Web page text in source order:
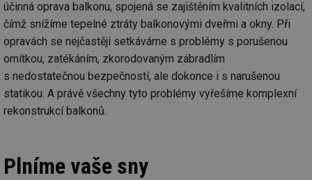
účinná oprava balkonu, spojená se zajištěním kvalitních izolací,
čímž snížíme tepelné ztráty balkonovými dveřmi a okny. Při
opravách se nejčastěji setkáváme s problémy s porušenou
omítkou, zatékáním, zkorodovaným zábradlím
s nedostatečnou bezpečností, ale dokonce i s narušenou
statikou. A právě všechny tyto problémy vyřešíme komplexní
rekonstrukcí balkonů.
Plníme vaše sny